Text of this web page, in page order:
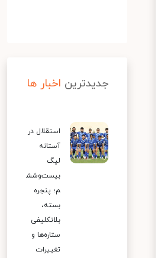
جدیدترین اخبار ها
استقلال در
آستانه
لیگ
بیست‌وشش
م؛ پنجره
بسته،
بلاتکلیفی
ستاره‌ها و
تغییرات